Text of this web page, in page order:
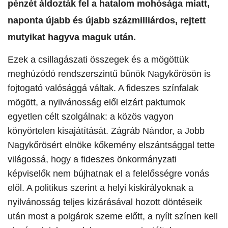
pénzét áldozták fel a hatalom mohósága miatt,
naponta újabb és újabb százmilliárdos, rejtett
mutyikat hagyva maguk után.
​Ezek a csillagászati összegek és a mögöttük
meghúzódó rendszerszintű bűnök Nagykőrösön is
fojtogató valósággá váltak. A fideszes színfalak
mögött, a nyilvánosság elől elzárt paktumok
egyetlen célt szolgálnak: a közös vagyon
könyörtelen kisajátítását. Zágráb Nándor, a Jobb
Nagykőrösért elnöke kőkemény elszántsággal tette
világossá, hogy a fideszes önkormányzati
képviselők nem bújhatnak el a felelősségre vonás
elől. A politikus szerint a helyi kiskirályoknak a
nyilvánosság teljes kizárásával hozott döntéseik
után most a polgárok szeme előtt, a nyílt színen kell